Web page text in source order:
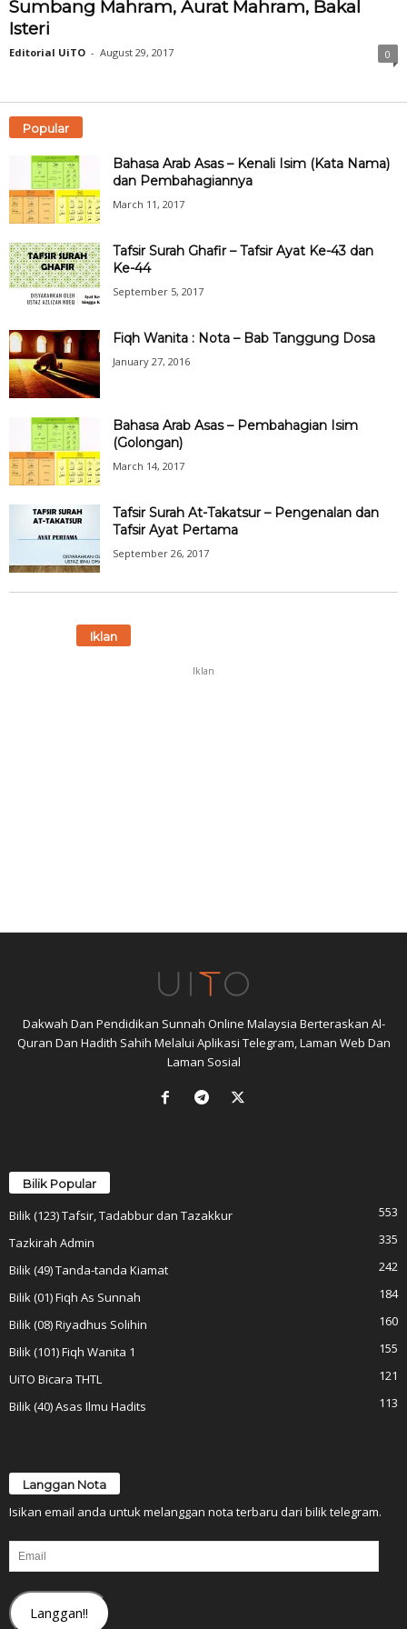
Sumbang Mahram, Aurat Mahram, Bakal
Isteri
Editorial UiTO - August 29, 2017 0
Popular
Bahasa Arab Asas – Kenali Isim (Kata Nama)
dan Pembahagiannya
March 11, 2017
Tafsir Surah Ghafir – Tafsir Ayat Ke-43 dan
Ke-44
September 5, 2017
Fiqh Wanita : Nota – Bab Tanggung Dosa
January 27, 2016
Bahasa Arab Asas – Pembahagian Isim
(Golongan)
March 14, 2017
Tafsir Surah At-Takatsur – Pengenalan dan
Tafsir Ayat Pertama
September 26, 2017
Iklan
Iklan
Dakwah Dan Pendidikan Sunnah Online Malaysia Berteraskan Al-
Quran Dan Hadith Sahih Melalui Aplikasi Telegram, Laman Web Dan
Laman Sosial
Bilik Popular
Bilik (123) Tafsir, Tadabbur dan Tazakkur
553
Tazkirah Admin
335
Bilik (49) Tanda-tanda Kiamat
242
Bilik (01) Fiqh As Sunnah
184
Bilik (08) Riyadhus Solihin
160
Bilik (101) Fiqh Wanita 1
155
UiTO Bicara THTL
121
Bilik (40) Asas Ilmu Hadits
113
Langgan Nota
Isikan email anda untuk melanggan nota terbaru dari bilik telegram.
Email
Langgan!!